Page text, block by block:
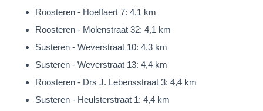
mogelijkheden voor uitbreiding. Zo kan de woning aan de
achterzijde met circa 5 meter worden vergroot, of biedt het
perceel aan de linkerzijde van de villa 10 meter ruimte tot aan
de erfgrens. Uiteraard is uitbreiding niet noodzakelijk,
aangezien de woning al beschikt over een praktische en goed
doordachte indeling.
Roosteren - Hoeffaert 7: 4,1 km
Roosteren - Molenstraat 32: 4,1 km
Susteren - Weverstraat 10: 4,3 km
Susteren - Weverstraat 13: 4,4 km
Roosteren - Drs J. Lebensstraat 3: 4,4 km
Susteren - Heulsterstraat 1: 4,4 km